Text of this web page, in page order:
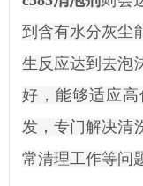
到含有水分灰尘
生反应达到去泡
好，能够适应
发，专门解决清
常清理工作等问